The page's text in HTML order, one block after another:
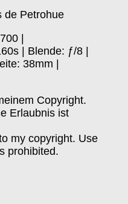
de Petrohue
|
| Blende: ƒ/8 |
38mm |
Copyright.
Erlaubnis ist
my copyright. Use
prohibited.